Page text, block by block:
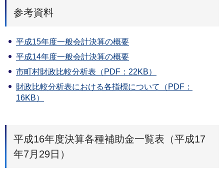
参考資料
平成15年度一般会計決算の概要
平成14年度一般会計決算の概要
市町村財政比較分析表（PDF：22KB）
財政比較分析表における各指標について（PDF：
16KB）
平成16年度決算各種補助金一覧表（平成17
年7月29日）